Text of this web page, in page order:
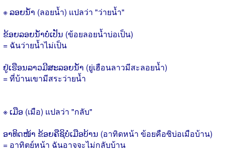
※ ລອຍນ້ຳ (ลอยน้ำ) แปลว่า "ว่ายน้ำ"
ຂ້ອຍລອຍນ້ຳບໍ່ເປັນ (ข้อยลอยน้ำบ่อเป็น)
= ฉันว่ายน้ำไม่เป็น
ຢູ່ເຮືອນລາວມີສະລອຍນ້ຳ (ยู่เฮือนลาวมีสะลอยน้ำ)
= ที่บ้านเขามีสระว่ายน้ำ
※ ເມືອ (เมือ) แปลว่า "กลับ"
ອາທິດໜ້າ ຂ້ອຍຄືຊິບໍ່ເມືອບ້ານ (อาทิดหน้า ข้อยคือซิบ่อเมือบ้าน)
= อาทิตย์หน้า ฉันอาจจะไม่กลับบ้าน